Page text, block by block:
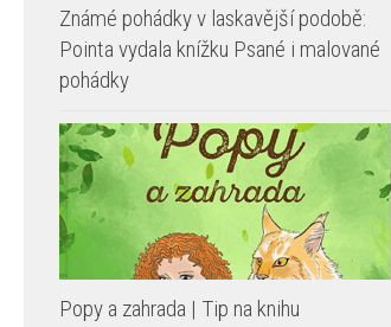
Známé pohádky v laskavější podobě:
Pointa vydala knížku Psané i malované
pohádky
Popy a zahrada | Tip na knihu